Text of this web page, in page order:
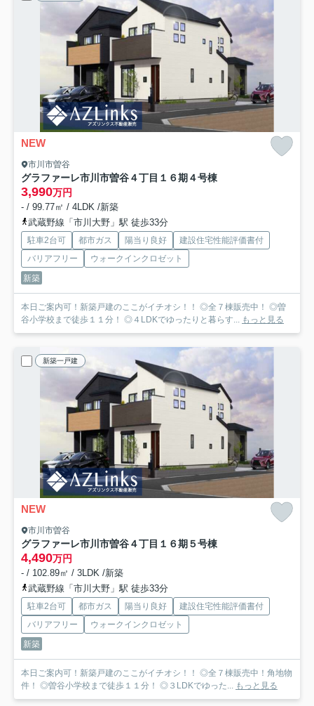
NEW
市川市曽谷
グラファーレ市川市曽谷４丁目１６期 ４号棟
3,990万円
- / 99.77㎡ / 4LDK /新築
武蔵野線「市川大野」駅 徒歩33分
駐車2台可 都市ガス 陽当り良好
建設住宅性能評価書付
バリアフリー
ウォークインクロゼット
新築
本日ご案内可！新築戸建のここがイチオシ！！ ◎全７棟販売中！ ◎曽
谷小学校まで徒歩１１分！ ◎４LDKでゆったりと暮らす... もっと見る
新築一戸建
NEW
市川市曽谷
グラファーレ市川市曽谷４丁目１６期 ５号棟
4,490万円
- / 102.89㎡ / 3LDK /新築
武蔵野線「市川大野」駅 徒歩33分
駐車2台可 都市ガス 陽当り良好
建設住宅性能評価書付
バリアフリー
ウォークインクロゼット
新築
本日ご案内可！新築戸建のここがイチオシ！！ ◎全７棟販売中！角地物
件！ ◎曽谷小学校まで徒歩１１分！ ◎３LDKでゆった... もっと見る